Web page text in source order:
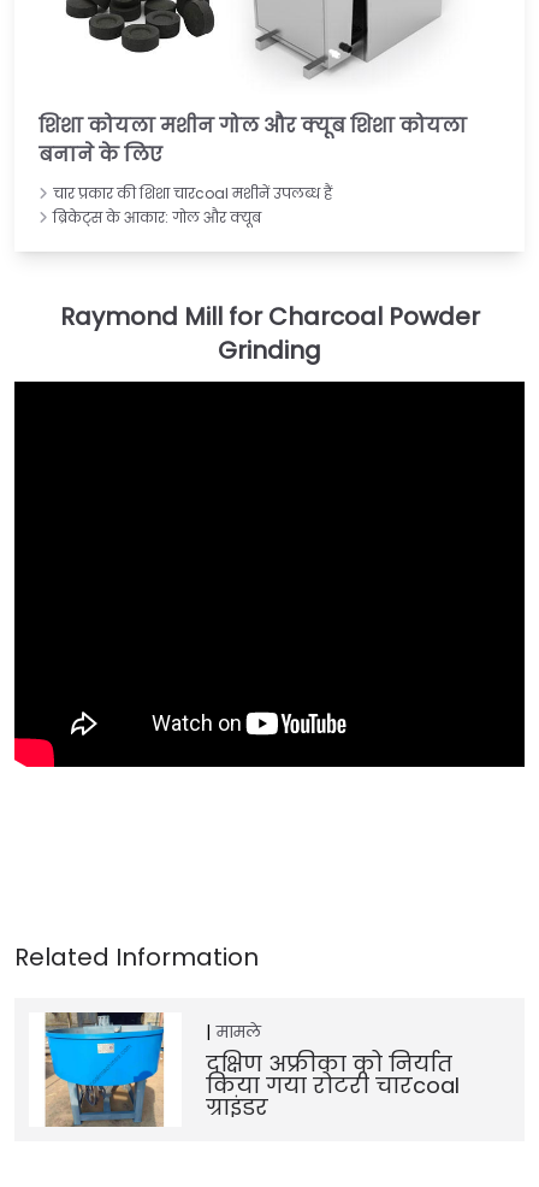
शिशा कोयला मशीन गोल और क्यूब शिशा कोयला
बनाने के लिए
चार प्रकार की शिशा चारcoal मशीनें उपलब्ध हैं
ब्रिकेट्स के आकार: गोल और क्यूब
मामले
दक्षिण अफ्रीका को निर्यात
किया गया रोटरी चारcoal
ग्राइंडर